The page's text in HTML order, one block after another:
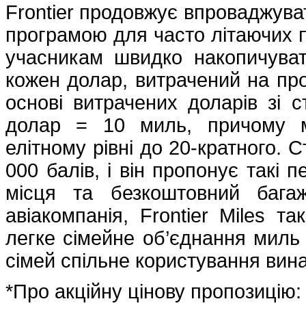
Frontier продовжує
програмою для часто
учасникам швидко
кожен долар, витрачений на
основі витрачених доларів
долар = 10 миль, причому
елітному рівні до 20-
000 балів, і він пропонує такі
місця та безкоштовний
авіакомпанія, Frontier Miles
легке сімейне об’єднання
сімей спільне користування
*Про акційну цінову пропозицію: